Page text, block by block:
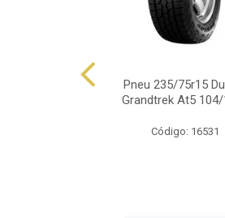
Pneu 235/75r15
Grandtrek At5
Código: 16531